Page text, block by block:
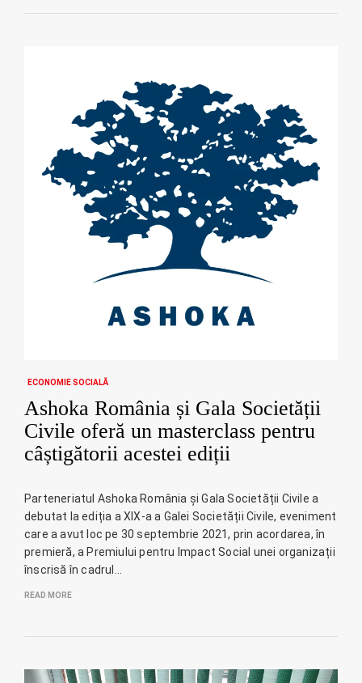
ECONOMIE SOCIALĂ
Ashoka România și Gala Societății
Civile oferă un masterclass pentru
câștigătorii acestei ediții
Parteneriatul Ashoka România și Gala Societății Civile a
debutat la ediția a XIX-a a Galei Societății Civile, eveniment
care a avut loc pe 30 septembrie 2021, prin acordarea, în
premieră, a Premiului pentru Impact Social unei organizații
înscrisă în cadrul…
READ MORE